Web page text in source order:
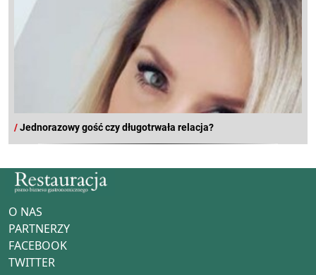
/Jednorazowy gość czy długotrwała relacja?
O NAS
PARTNERZY
FACEBOOK
TWITTER